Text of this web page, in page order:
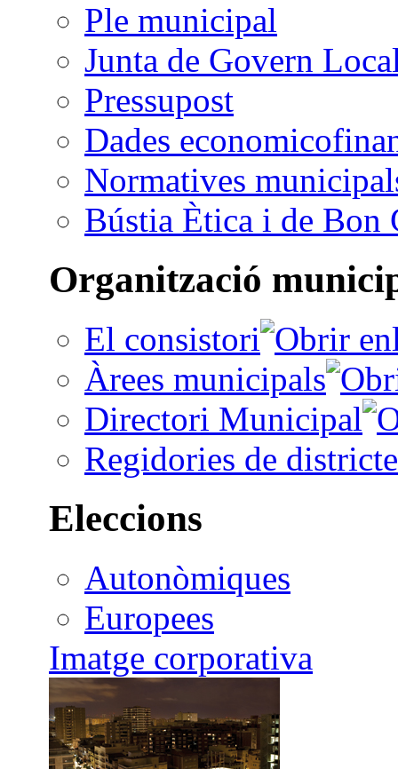
Ple municipal
Junta de Govern
Pressupost
Dades
Normatives
Bústia Ètica i de Bon
Organització
El consistori
Àrees municipals
Directori Municipal
Regidories de districte
Eleccions
Autonòmiques
Europees
Imatge corporativa